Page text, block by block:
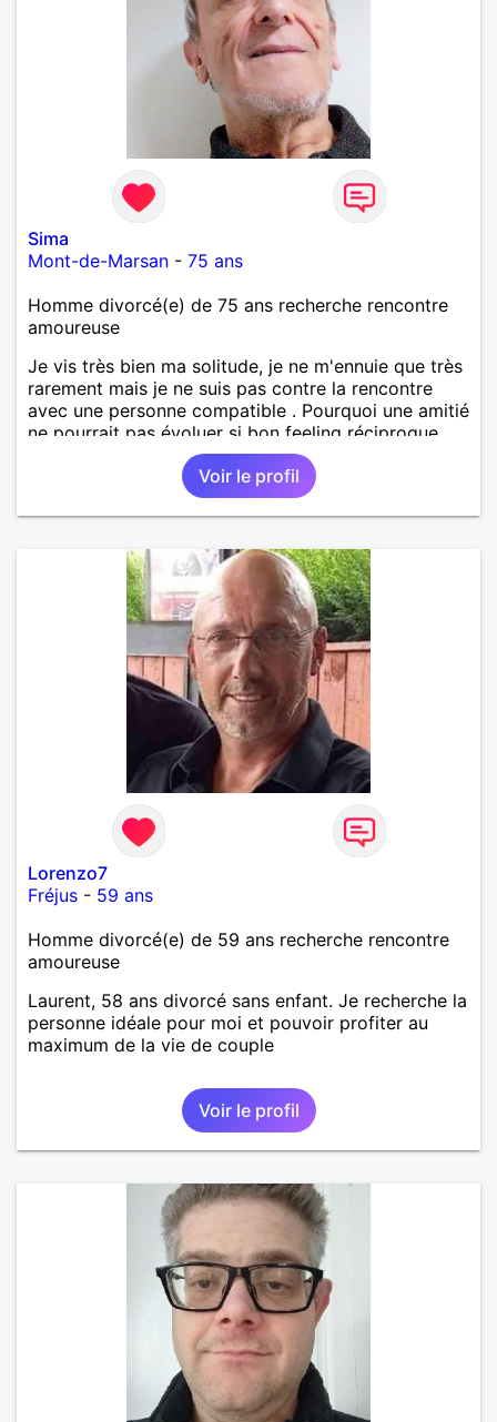
Sima
Mont-de-Marsan - 75 ans
Homme divorcé(e) de 75 ans recherche rencontre
amoureuse
Je vis très bien ma solitude, je ne m'ennuie que très
rarement mais je ne suis pas contre la rencontre
avec une personne compatible . Pourquoi une amitié
ne pourrait pas évoluer si bon feeling réciproque...
Je recherche de la proximité car je ne souhaite pas
vivre sous le même toit.Voir le profil
Lorenzo7
Fréjus - 59 ans
Homme divorcé(e) de 59 ans recherche rencontre
amoureuse
Laurent, 58 ans divorcé sans enfant. Je recherche la
personne idéale pour moi et pouvoir profiter au
maximum de la vie de couple
Voir le profil